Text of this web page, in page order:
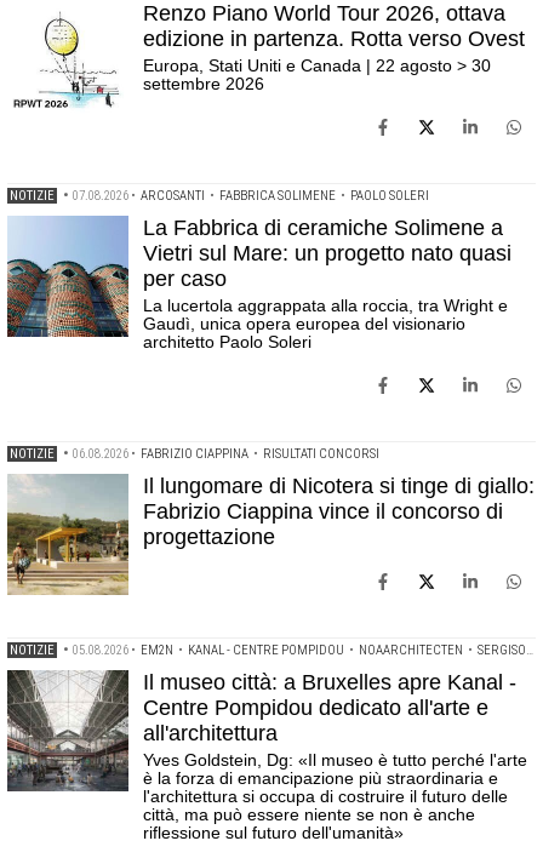
Renzo Piano World Tour 2026, ottava
edizione in partenza. Rotta verso Ovest
Europa, Stati Uniti e Canada | 22 agosto > 30
settembre 2026
NOTIZIE • 07.08.2026 • ARCOSANTI • FABBRICA SOLIMENE • PAOLO SOLERI
La Fabbrica di ceramiche Solimene a
Vietri sul Mare: un progetto nato quasi
per caso
La lucertola aggrappata alla roccia, tra Wright e
Gaudì, unica opera europea del visionario
architetto Paolo Soleri
NOTIZIE • 06.08.2026 • FABRIZIO CIAPPINA • RISULTATI CONCORSI
Il lungomare di Nicotera si tinge di giallo:
Fabrizio Ciappina vince il concorso di
progettazione
NOTIZIE • 05.08.2026 • EM2N • KANAL - CENTRE POMPIDOU • NOAARCHITECTEN • SERGISON BATES ARCHITECTS
Il museo città: a Bruxelles apre Kanal -
Centre Pompidou dedicato all'arte e
all'architettura
Yves Goldstein, Dg: «Il museo è tutto perché l'arte
è la forza di emancipazione più straordinaria e
l'architettura si occupa di costruire il futuro delle
città, ma può essere niente se non è anche
riflessione sul futuro dell'umanità»